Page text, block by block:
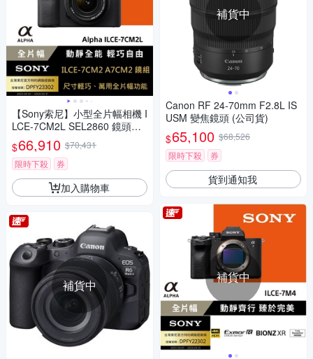
【Sony索尼】小型全片幅相機 I
LCE-7CM2L SEL2860 鏡頭組
(公司貨 保固18+6個月)
$66,910 $70,431
限時下殺
券
加入購物車
補貨中
補貨中
Canon RF 24-70mm F2.8L IS
USM 變焦鏡頭 (公司貨)
$65,100 $68,526
限時下殺
券
貨到通知我
補貨中